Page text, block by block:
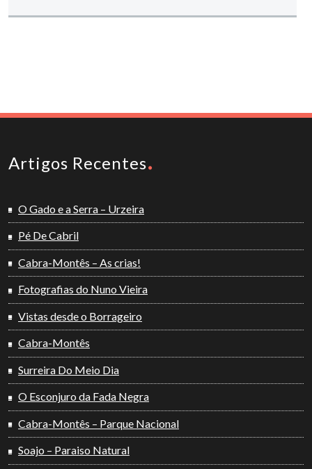
Artigos Recentes
O Gado e a Serra – Urzeira
Pé De Cabril
Cabra-Montês – As crias!
Fotografias do Nuno Vieira
Vistas desde o Borrageiro
Cabra-Montês
Surreira Do Meio Dia
O Esconjuro da Fada Negra
Cabra-Montês – Parque Nacional
Soajo – Paraiso Natural